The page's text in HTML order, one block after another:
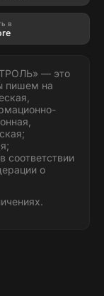
в
— это
пишем на
соответствии
о